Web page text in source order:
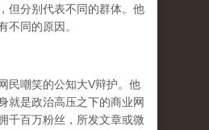
但分别代表不同的群体。他
不同的原因。
民嘲笑的公知大V辩护。他
就是政治高压之下的商业网
千百万粉丝，所发文章或微